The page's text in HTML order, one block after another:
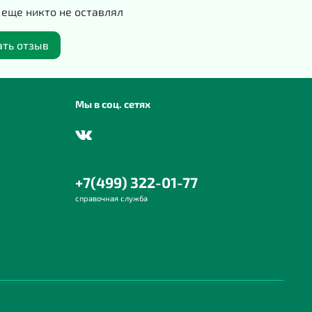
племяннице.
95% хлопок, 5% полиэфир
никто не оставлял
отзыв
Мы в соц. сетях
+7(499) 322-01-77
справочная служба